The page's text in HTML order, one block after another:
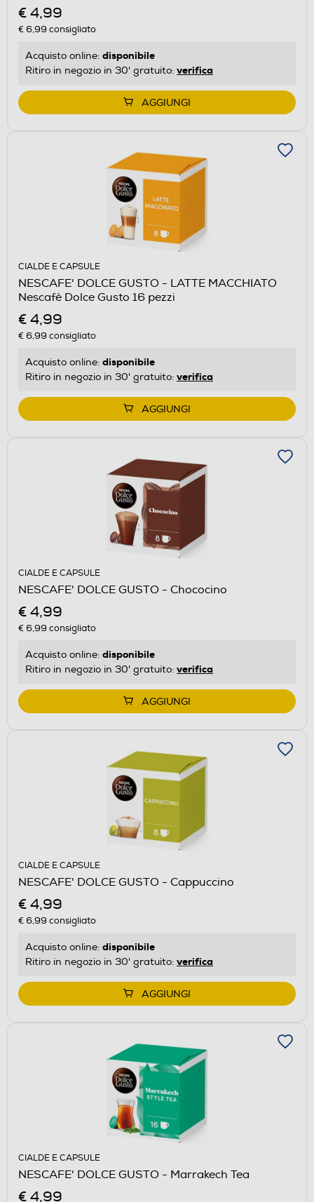
€ 4,99
€ 6,99 consigliato
Acquisto online: disponibile
Ritiro in negozio in 30' gratuito: verifica
AGGIUNGI
CIALDE E CAPSULE
NESCAFE' DOLCE GUSTO - LATTE MACCHIATO
Nescafè Dolce Gusto 16 pezzi
€ 4,99
€ 6,99 consigliato
Acquisto online: disponibile
Ritiro in negozio in 30' gratuito: verifica
AGGIUNGI
CIALDE E CAPSULE
NESCAFE' DOLCE GUSTO - Chococino
€ 4,99
€ 6,99 consigliato
Acquisto online: disponibile
Ritiro in negozio in 30' gratuito: verifica
AGGIUNGI
CIALDE E CAPSULE
NESCAFE' DOLCE GUSTO - Cappuccino
€ 4,99
€ 6,99 consigliato
Acquisto online: disponibile
Ritiro in negozio in 30' gratuito: verifica
AGGIUNGI
CIALDE E CAPSULE
NESCAFE' DOLCE GUSTO - Marrakech Tea
€ 4,99